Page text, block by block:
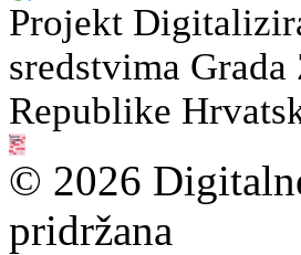
Projekt
sredstvima
Republike
© 2026
pridržana